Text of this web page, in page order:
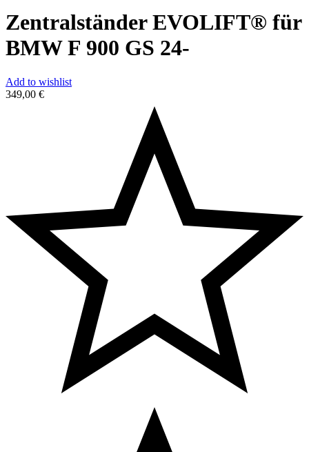
Zentralständer EVOLIFT® für
BMW F 900 GS 24-
Add to wishlist
349,00 €